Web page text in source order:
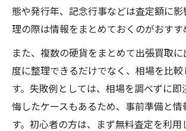
態や発行年、記念行事などは査定額に
理の際は情報をまとめておくのがおすす
また、複数の硬貨をまとめて出張買取
度に整理できるだけでなく、相場を比較
す。失敗例としては、相場を調べずに即
悔したケースもあるため、事前準備と情
す。初心者の方は、まず無料査定を利用